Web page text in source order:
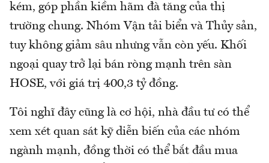
kém, góp phần kiềm hãm đà tăng của thị
trường chung. Nhóm Vận tải biển và Thủy sản,
tuy không giảm sâu nhưng vẫn còn yếu. Khối
ngoại quay trở lại bán ròng mạnh trên sàn
HOSE, với giá trị 400,3 tỷ đồng.
Tôi nghĩ đây cũng là cơ hội, nhà đầu tư có thể
xem xét quan sát kỹ diễn biến của các nhóm
ngành mạnh, đồng thời có thể bắt đầu mua